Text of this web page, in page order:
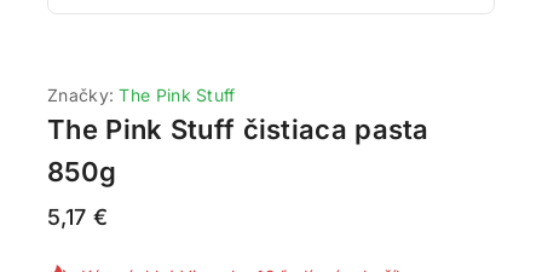
Značky:The Pink Stuff
The Pink Stuff čistiaca pasta
850g
5,17 €
9 produktov predaných za posledných 16 hodín